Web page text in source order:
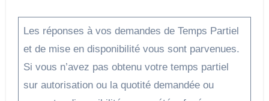
Les réponses à vos demandes de Temps Partiel
et de mise en disponibilité vous sont parvenues.
Si vous n’avez pas obtenu votre temps partiel
sur autorisation ou la quotité demandée ou